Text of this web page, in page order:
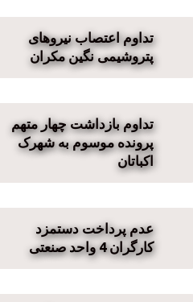
تداوم اعتصاب نیروهای
پتروشیمی نگین مکران
تداوم بازداشت چهار متهم
پرونده موسوم به شهرک
اکباتان
عدم پرداخت دستمزد
کارگران 4 واحد صنعتی